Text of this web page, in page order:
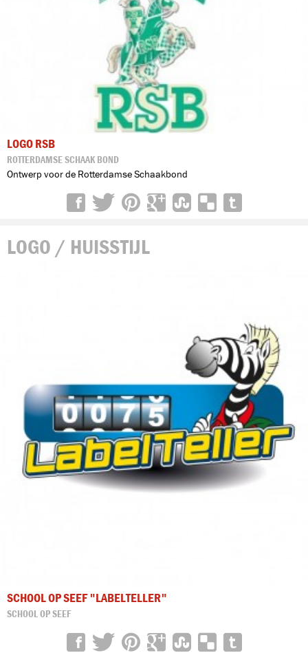
LOGO RSB
ROTTERDAMSE SCHAAK BOND
Ontwerp voor de Rotterdamse Schaakbond
LOGO / HUISSTIJL
SCHOOL OP SEEF "LABELTELLER"
SCHOOL OP SEEF